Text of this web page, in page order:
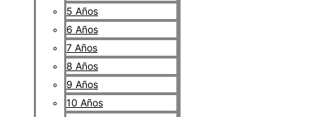
5 Años
6 Años
7 Años
8 Años
9 Años
10 Años